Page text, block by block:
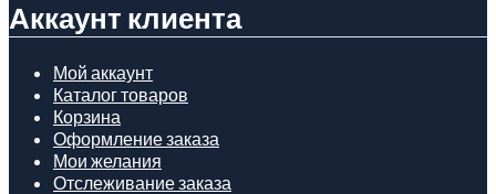
Аккаунт клиента
Мой аккаунт
Каталог товаров
Корзина
Оформление заказа
Мои желания
Отслеживание заказа